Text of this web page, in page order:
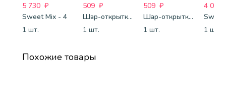
5 730 ₽
Sweet Mix - 4
1 шт.
509 ₽
Шар-открытка "Сердце" (45 см) - 2
1 шт.
509 ₽
Шар-открытка "Звезда" (45 см) - 1
1 шт.
4 088
1 шт.
Похожие товары